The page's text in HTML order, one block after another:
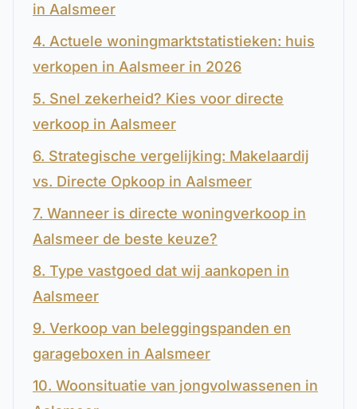
in Aalsmeer
4. Actuele woningmarktstatistieken: huis
verkopen in Aalsmeer in 2026
5. Snel zekerheid? Kies voor directe
verkoop in Aalsmeer
6. Strategische vergelijking: Makelaardij
vs. Directe Opkoop in Aalsmeer
7. Wanneer is directe woningverkoop in
Aalsmeer de beste keuze?
8. Type vastgoed dat wij aankopen in
Aalsmeer
9. Verkoop van beleggingspanden en
garageboxen in Aalsmeer
10. Woonsituatie van jongvolwassenen in